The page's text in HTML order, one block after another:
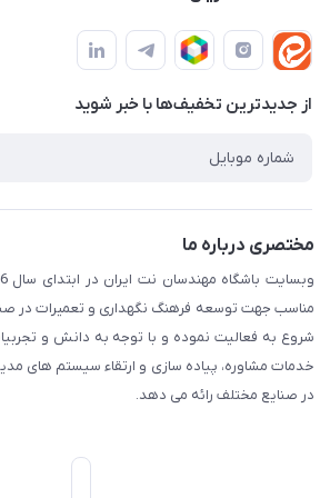
لیست محصولات
درباره ما
قوانین و مقررات
حریم خصوصی
راهنما
از جدید‌ترین تخفیف‌ها با‌ خبر شوید
مختصری درباره ما
مناسب جهت توسعه فرهنگ نگهداری و تعمیرات در
شروع به فعالیت نموده و با توجه به دانش و
خدمات مشاوره، پیاده سازی و ارتقاء سیستم های
در صنایع مختلف رائه می دهد.